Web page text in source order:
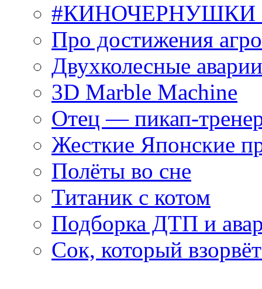
#КИНОЧЕРНУШКИ
Про достижения
Двухколесные
3D Marble Machine
Отец — пикап-
Жесткие Японские
Полёты во сне
Титаник с котом
Подборка ДТП и
Сок, который